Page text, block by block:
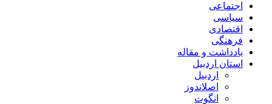
اجتماعی
سیاسی
اقتصادی
فرهنگی
یادداشت و مقاله
استان اردبیل
اردبیل
اصلاندوز
انگوت